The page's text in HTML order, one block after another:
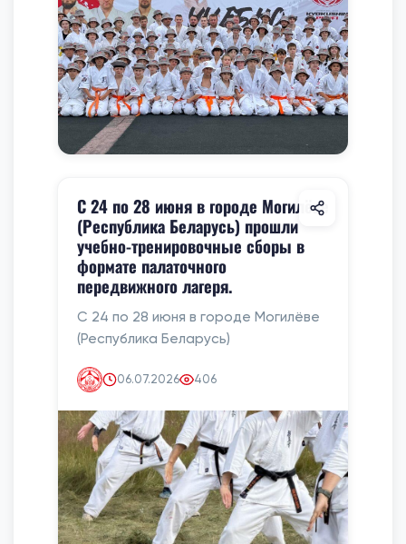
С 24 по 28 июня в городе Могилёве
(Республика Беларусь) прошли
учебно-тренировочные сборы в
формате палаточного
передвижного лагеря.
С 24 по 28 июня в городе Могилёве
(Республика Беларусь)
06.07.2026 406